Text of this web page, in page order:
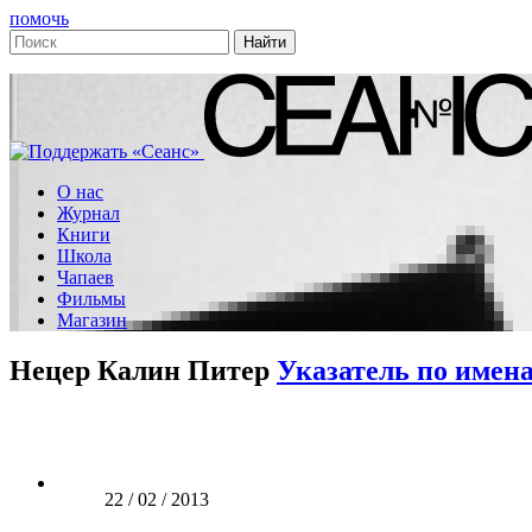
помочь
О нас
Журнал
Книги
Школа
Чапаев
Фильмы
Магазин
Нецер Калин Питер Указатель по
22 / 02 / 2013